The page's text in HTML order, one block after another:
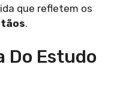
que refletem os
.
Do Estudo